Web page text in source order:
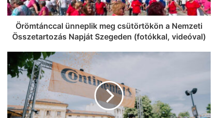
Örömtánccal ünneplik meg csütörtökön a Nemzeti
Összetartozás Napját Szegeden (fotókkal, videóval)